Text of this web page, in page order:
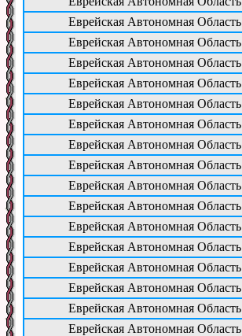
Еврейская Автономная Область
Еврейская Автономная Область
Еврейская Автономная Область
Еврейская Автономная Область
Еврейская Автономная Область
Еврейская Автономная Область
Еврейская Автономная Область
Еврейская Автономная Область
Еврейская Автономная Область
Еврейская Автономная Область
Еврейская Автономная Область
Еврейская Автономная Область
Еврейская Автономная Область
Еврейская Автономная Область
Еврейская Автономная Область
Еврейская Автономная Область